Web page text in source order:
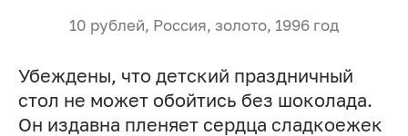
10 рублей, Россия, золото, 1996 год
Убеждены, что детский праздничный
стол не может обойтись без шоколада.
Он издавна пленяет сердца сладкоежек